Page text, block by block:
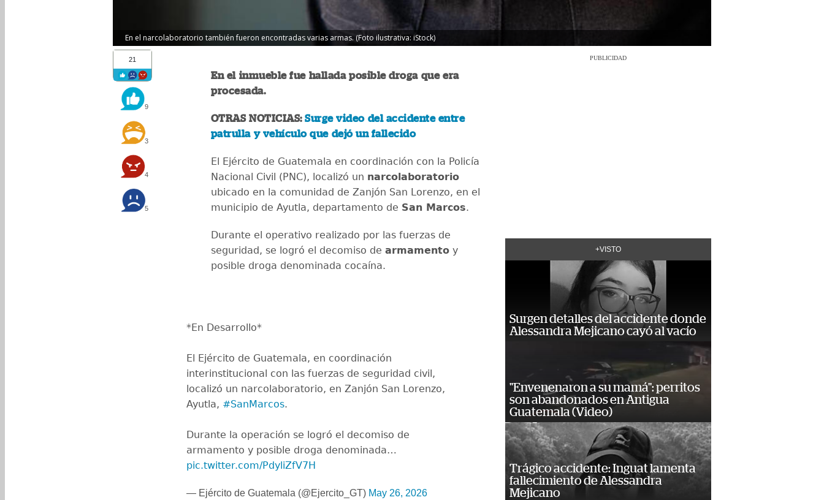
En el narcolaboratorio también fueron encontradas varias armas. (Foto ilustrativa: iStock)
21
9
3
4
5
En el inmueble fue hallada posible droga que era
procesada.
OTRAS NOTICIAS:Surge video del accidente entre
patrulla y vehículo que dejó un fallecido
El Ejército de Guatemala en coordinación con la Policía
Nacional Civil (PNC), localizó un narcolaboratorio
ubicado en la comunidad de Zanjón San Lorenzo, en el
municipio de Ayutla, departamento de San Marcos.
Durante el operativo realizado por las fuerzas de
seguridad, se logró el decomiso de armamento y
posible droga denominada cocaína.
*En Desarrollo*
El Ejército de Guatemala, en coordinación
interinstitucional con las fuerzas de seguridad civil,
localizó un narcolaboratorio, en Zanjón San Lorenzo,
Ayutla, #SanMarcos.
Durante la operación se logró el decomiso de
armamento y posible droga denominada…
pic.twitter.com/PdyliZfV7H
— Ejército de Guatemala (@Ejercito_GT) May 26, 2026
PUBLICIDAD
+VISTO
Surgen detalles del accidente donde
Alessandra Mejicano cayó al vacío
"Envenenaron a su mamá": perritos
son abandonados en Antigua
Guatemala (Video)
Trágico accidente: Inguat lamenta
fallecimiento de Alessandra
Mejicano